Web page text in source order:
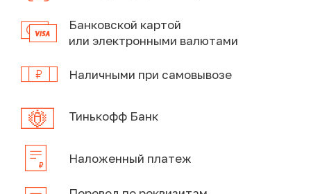
Банковской картой
или электронными валютами
Наличными при самовывозе
Тинькофф Банк
Наложенный платеж